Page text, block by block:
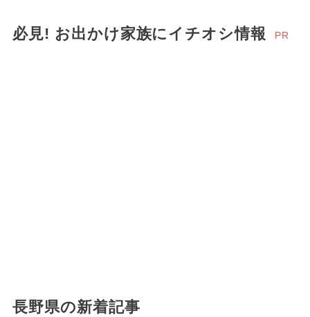
必見! お出かけ家族にイチオシ情報 PR
長野県の新着記事